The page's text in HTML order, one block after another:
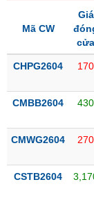
Mã CW
Giá
cửa
CHPG2604 170
CMBB2604 430
CMWG2604 270
CSTB2604
SỨC
CHÍNH